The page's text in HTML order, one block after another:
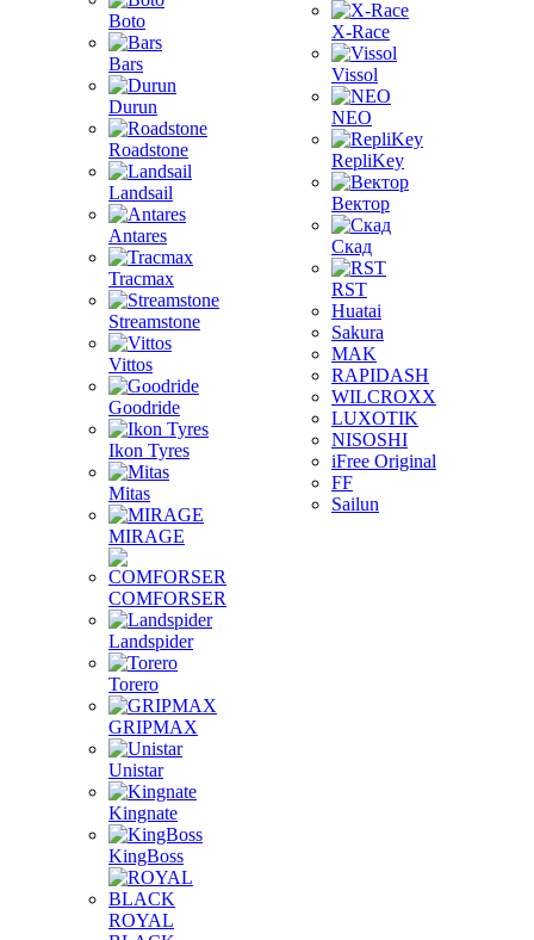
Boto
Bars
Durun
Roadstone
Landsail
Antares
Tracmax
Streamstone
Vittos
Goodride
Ikon Tyres
Mitas
MIRAGE
COMFORSER
Landspider
Torero
GRIPMAX
Unistar
Kingnate
KingBoss
ROYAL
X-Race
Vissol
NEO
RepliKey
Вектор
Скад
RST
Huatai
Sakura
MAK
RAPIDASH
WILCROXX
LUXOTIK
NISOSHI
iFree Original
FF
Sailun